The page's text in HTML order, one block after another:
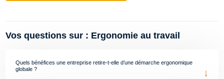
Vos questions sur : Ergonomie au travail
Quels bénéfices une entreprise retire-t-elle d’une démarche ergonomique
globale ?
↓